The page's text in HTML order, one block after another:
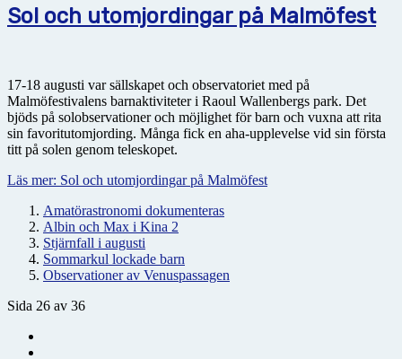
Sol och utomjordingar på Malmöfest
17-18 augusti var sällskapet och observatoriet med på
Malmöfestivalens barnaktiviteter i Raoul Wallenbergs park. Det
bjöds på solobservationer och möjlighet för barn och vuxna att rita
sin favoritutomjording. Många fick en aha-upplevelse vid sin första
titt på solen genom teleskopet.
Läs mer: Sol och utomjordingar på Malmöfest
Amatörastronomi dokumenteras
Albin och Max i Kina 2
Stjärnfall i augusti
Sommarkul lockade barn
Observationer av Venuspassagen
Sida 26 av 36